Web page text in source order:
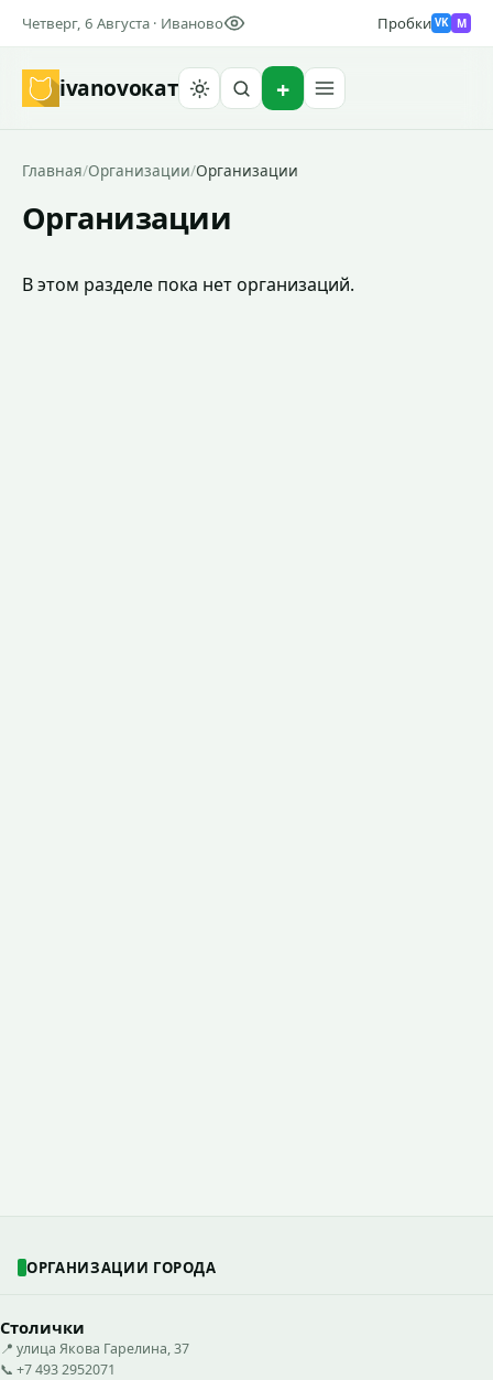
Четверг, 6 Августа · Иваново Пробки VK M
ivanovoкат
Главная/Организации/Организации
Организации
В этом разделе пока нет организаций.
ОРГАНИЗАЦИИ ГОРОДА
Столички
📍 улица Якова Гарелина, 37
📞 +7 493 2952071